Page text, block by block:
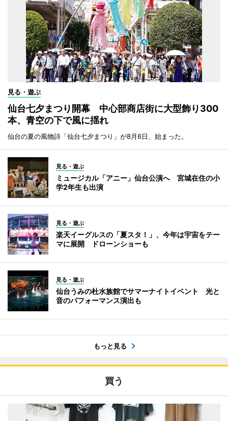
見る・遊ぶ
仙台七夕まつり開幕 中心部商店街に大型飾り300
本、青空の下で風に揺れ
仙台の夏の風物詩「仙台七夕まつり」が8月6日、始まった。
見る・遊ぶ
ミュージカル「アニー」仙台公演へ 宮城在住の小
学2年生も出演
見る・遊ぶ
楽天イーグルスの「夏スタ！」、今年は宇宙をテー
マに展開 ドローンショーも
見る・遊ぶ
仙台うみの杜水族館でサマーナイトイベント 光と
音のパフォーマンス演出も
もっと見る
買う